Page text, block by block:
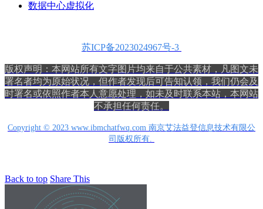
数据中心虚拟化
苏ICP备2023024967号-3
版权声明：本网站所有文字图片均来自于公共素材， 凡图文未
署名者均为原始状况，但作者发现后可告知认领，我们仍会及
时署名或依照作者本人意愿处理，如未及时联系本站，本网站
不承担任何责任。
Copyright © 2023 www.ibmchatfwq.com 南京艾法益登信息技术有限公
司版权所有.
Back to top Share This